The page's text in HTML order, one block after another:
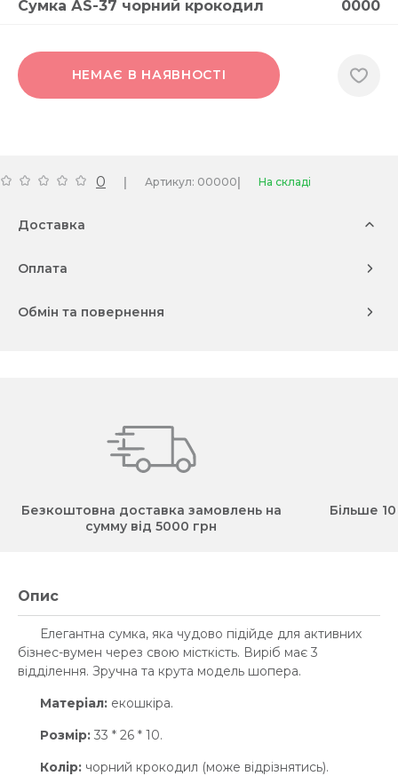
Сумка АS-37 чорний крокодил 0000
НЕМАЄ В НАЯВНОСТІ
0 | Артикул: 00000| На складі
Доставка
Оплата
Обмін та повернення
Безкоштовна доставка замовлень на
сумму від 5000 грн
Більше
Опис
Елегантна сумка, яка чудово підійде для активних
бізнес-вумен через свою місткість. Виріб має 3
відділення. Зручна та крута модель шопера.
Матеріал: екошкіра.
Розмір: 33 * 26 * 10.
Колір: чорний крокодил (може відрізнятись).